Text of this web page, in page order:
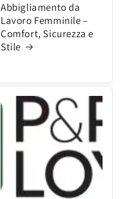
Abbigliamento da
Lavoro Femminile –
Comfort, Sicurezza e
Stile